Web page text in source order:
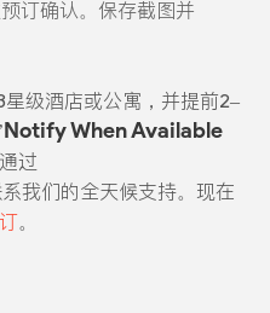
订确认。保存截图并
级酒店或公寓，并提前2–
Notify When Available
过
我们的全天候支持。现在
。